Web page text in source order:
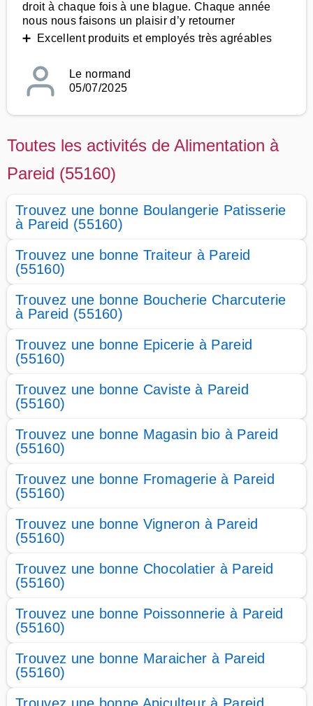
droit à chaque fois à une blague. Chaque année
nous nous faisons un plaisir d’y retourner
➕ Excellent produits et employés très agréables
Le normand
05/07/2025
Toutes les activités de Alimentation à
Pareid (55160)
Trouvez une bonne Boulangerie Patisserie
à Pareid (55160)
Trouvez une bonne Traiteur à Pareid
(55160)
Trouvez une bonne Boucherie Charcuterie
à Pareid (55160)
Trouvez une bonne Epicerie à Pareid
(55160)
Trouvez une bonne Caviste à Pareid
(55160)
Trouvez une bonne Magasin bio à Pareid
(55160)
Trouvez une bonne Fromagerie à Pareid
(55160)
Trouvez une bonne Vigneron à Pareid
(55160)
Trouvez une bonne Chocolatier à Pareid
(55160)
Trouvez une bonne Poissonnerie à Pareid
(55160)
Trouvez une bonne Maraicher à Pareid
(55160)